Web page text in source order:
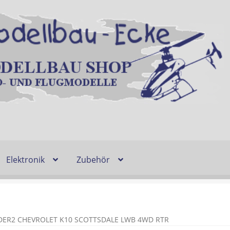
Elektronik Zubehör
Lieferzeit & VerfügbarkeitGutschein
CHEVROLET K10 SCOTTSDALE LWB 4WD RTR